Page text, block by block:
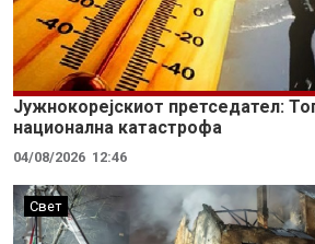
Јужнокорејскиот претседател:
национална катастрофа
04/08/2026 12:46
Свет